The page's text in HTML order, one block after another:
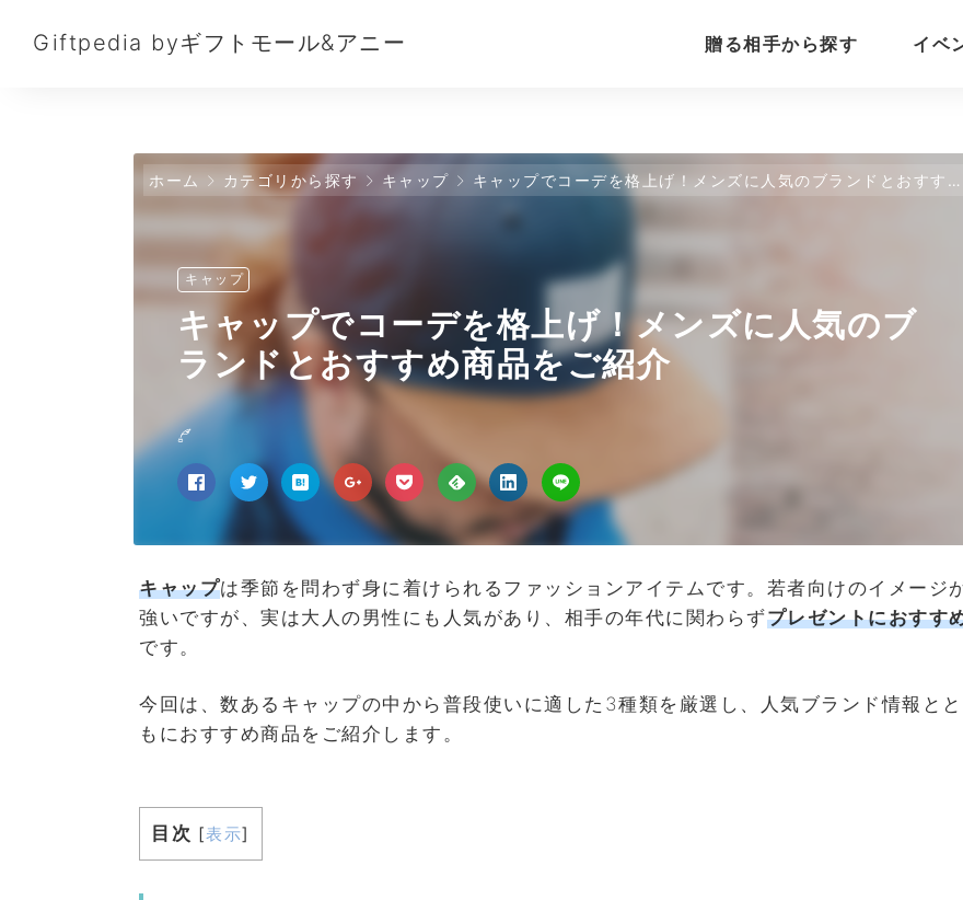
Giftpedia byギフトモール&アニー 贈る相手から探す イベ
ホーム カテゴリから探す キャップ キャップでコーデを格上げ！メンズに人気のブランドとおすすめ商品をご紹介
キャップ
キャップでコーデを格上げ！メンズに人気のブ
ランドとおすすめ商品をご紹介
キャップは季節を問わず身に着けられるファッションアイテムです。若者向けのイメージ
強いですが、実は大人の男性にも人気があり、相手の年代に関わらずプレゼントにおすす
です。
今回は、数あるキャップの中から普段使いに適した3種類を厳選し、人気ブランド情報とと
もにおすすめ商品をご紹介します。
目次 [表示]